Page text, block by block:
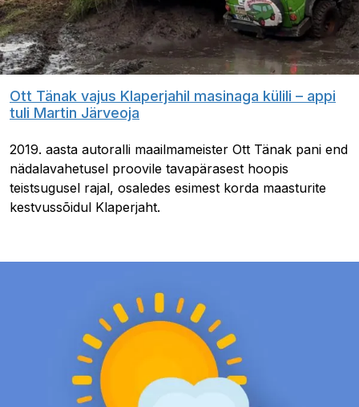
Ott Tänak vajus Klaperjahil masinaga külili – appi
tuli Martin Järveoja
2019. aasta autoralli maailmameister Ott Tänak pani end
nädalavahetusel proovile tavapärasest hoopis
teistsugusel rajal, osaledes esimest korda maasturite
kestvussõidul Klaperjaht.